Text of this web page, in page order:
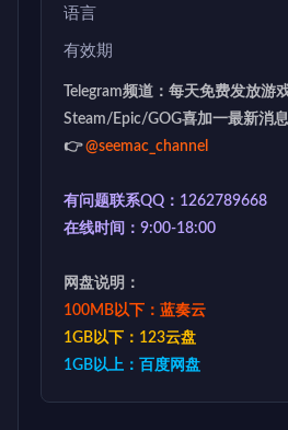
语言
有效期
Telegram频道：每天免费发放游
Steam/Epic/GOG喜加一最新消
👉@seemac_channel
有问题联系QQ：1262789668
在线时间：9:00-18:00
网盘说明：
100MB以下：蓝奏云
1GB以下：123云盘
1GB以上：百度网盘